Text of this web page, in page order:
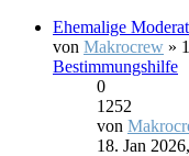
Ehemalige
von Makrocrew »
Bestimmungshilfe
0
1252
von
18. Jan